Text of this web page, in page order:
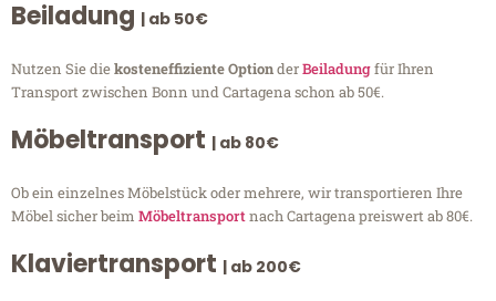
Beiladung | ab 50€
Nutzen Sie diekosteneffiziente OptionderBeiladungfür Ihren
Transport zwischen Bonn und Cartagena schon ab 50€.
Möbeltransport | ab 80€
Ob ein einzelnes Möbelstück oder mehrere, wir transportieren Ihre
Möbel sicher beim Möbeltransportnach Cartagena preiswert ab 80€.
Klaviertransport | ab 200€